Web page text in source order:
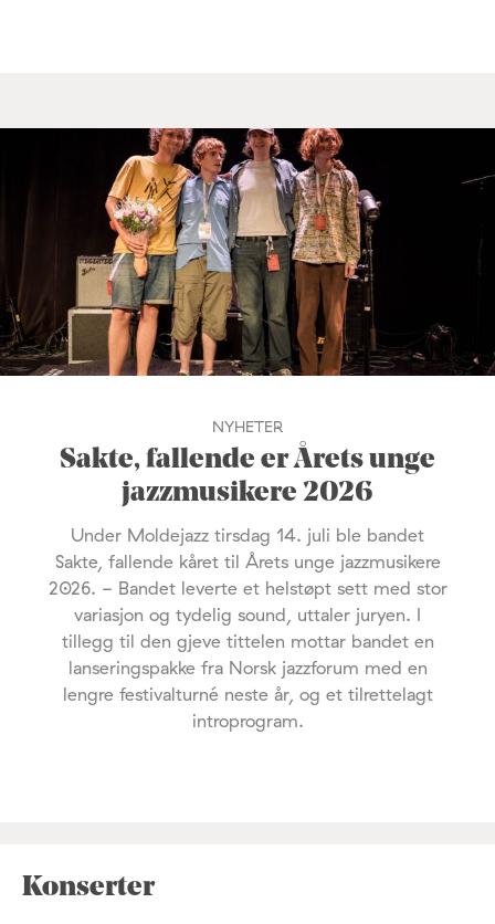
NYHETER
Sakte, fallende er Årets unge
jazzmusikere 2026
Under Moldejazz tirsdag 14. juli ble bandet
Sakte, fallende kåret til Årets unge jazzmusikere
2026. - Bandet leverte et helstøpt sett med stor
variasjon og tydelig sound, uttaler juryen. I
tillegg til den gjeve tittelen mottar bandet en
lanseringspakke fra Norsk jazzforum med en
lengre festivalturné neste år, og et tilrettelagt
introprogram.
Konserter